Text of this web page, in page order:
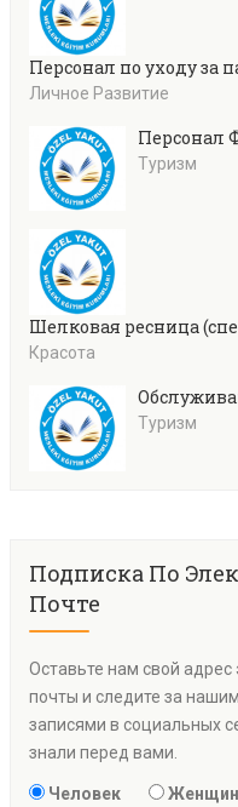
Персонал по уходу за
Личное Развитие
Персонал
Туризм
Шелковая ресница
Красота
Туризм
Подписка По
Почте
Оставьте нам свой адрес
почты и следите за
записями в социальных
знали перед вами.
Человек